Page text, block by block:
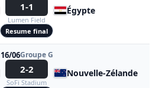
1-1
Lumen Field
Égypte
Resume final
16/06Groupe G
2-2
SoFi Stadium
Nouvelle-Zélande